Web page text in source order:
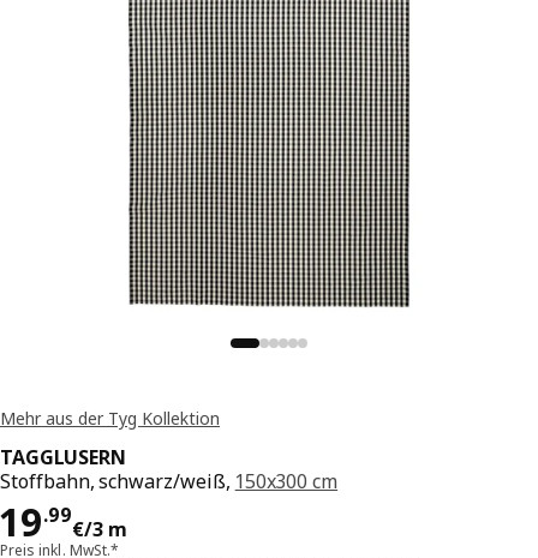
Mehr aus der Tyg Kollektion
TAGGLUSERN
Stoffbahn, schwarz/weiß, 150x300 cm
19.99
€/3 m
Preis 19.99€/3 m
Preis inkl. MwSt.*